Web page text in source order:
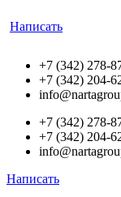
Написать
+7 (342) 278-
+7 (342) 204-
+7 (342) 278-
+7 (342) 204-
Написать